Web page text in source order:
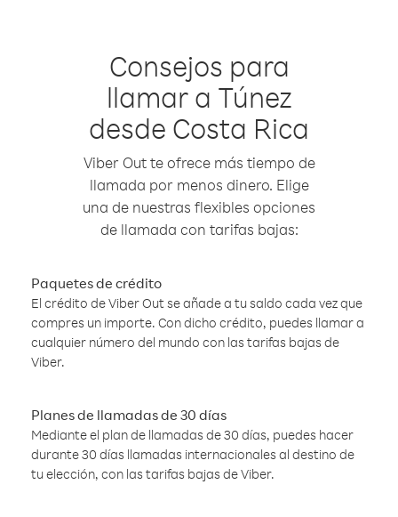
Consejos para
llamar a Túnez
desde Costa Rica
Viber Out te ofrece más tiempo de
llamada por menos dinero. Elige
una de nuestras flexibles opciones
de llamada con tarifas bajas:
Paquetes de crédito
El crédito de Viber Out se añade a tu saldo cada vez que
compres un importe. Con dicho crédito, puedes llamar a
cualquier número del mundo con las tarifas bajas de
Viber.
Planes de llamadas de 30 días
Mediante el plan de llamadas de 30 días, puedes hacer
durante 30 días llamadas internacionales al destino de
tu elección, con las tarifas bajas de Viber.